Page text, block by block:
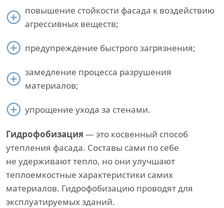
повышение стойкости фасада к воздействию
агрессивных веществ;
предупреждение быстрого загрязнения;
замедление процесса разрушения
материалов;
упрощение ухода за стенами.
Гидрофобизация — это косвенный способ
утепления фасада. Составы сами по себе
не удерживают тепло, но они улучшают
теплоемкостные характеристики самих
материалов. Гидрофобизацию проводят для
эксплуатируемых зданий.